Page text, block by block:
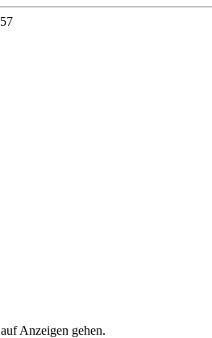
Anzeigen gehen.